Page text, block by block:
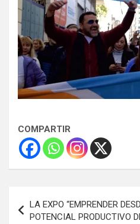
COMPARTIR
de
LA EXPO “EMPRENDER
POTENCIAL PRODUCTIVO